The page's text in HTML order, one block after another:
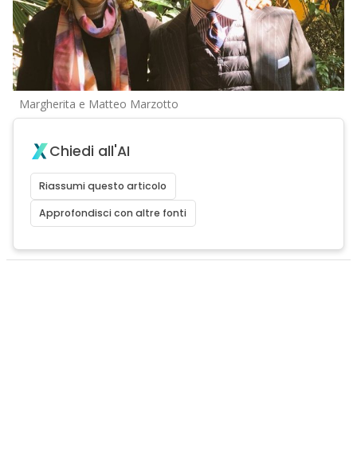
Margherita e Matteo Marzotto
Chiedi all'AI
Riassumi questo articolo
Approfondisci con altre fonti